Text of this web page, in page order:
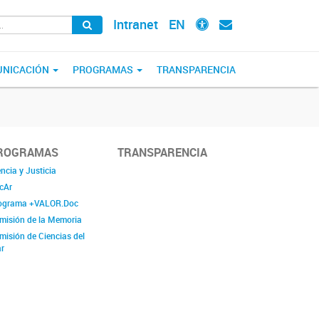
Intranet EN
PROGRAMAS TRANSPARENCIA
y Justicia
+VALOR.Doc
de la Memoria
de Ciencias del
TRANSPARENCIA